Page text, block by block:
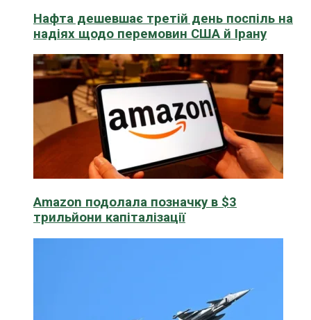
Нафта дешевшає третій день поспіль на
надіях щодо перемовин США й Ірану
Amazon подолала позначку в $3
трильйони капіталізації